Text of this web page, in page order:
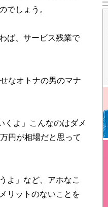
でしょう。
ば、サービス残業で
なオトナの男のマナ
くよ」こんなのはダメ
円が相場だと思って
よ」など、アホなこ
リットのないことを